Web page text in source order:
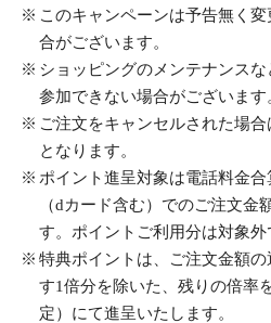
このキャンペーンは予告無く
合がございます。
ショッピングのメンテナンス
参加できない場合がございます
ご注文をキャンセルされた場
となります。
ポイント進呈対象は電話料金
（dカード含む）でのご注文金
す。ポイントご利用分は対象外
特典ポイントは、ご注文金額
す1倍分を除いた、残りの倍率
定）にて進呈いたします。